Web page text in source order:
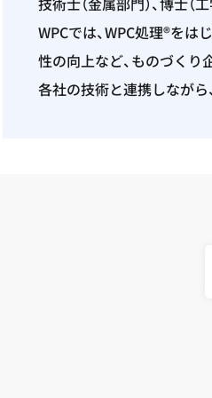
WPCでは、WPC処理®をは
性の向上など、ものづくり
各社の技術と連携しながら